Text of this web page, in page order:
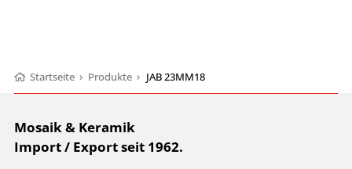
Startseite › Produkte › JAB 23MM18
Mosaik & Keramik
Import / Export seit 1962.